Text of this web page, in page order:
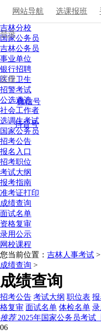
网站导航 选课报班
登录
|
注册
微信号
抖音号
吉林分校
国家公务员
吉林公务员
事业单位
银行招聘
医疗卫生
招警考试
公选遴选
社会工作者
选调生考试
国家公务员
招考公告
报名入口
招考职位
考试大纲
报考指南
准考证打印
成绩查询
面试名单
资格复审
录用公示
网校课程
您当前位置： 吉林人事考试 >
成绩查询 >
成绩查询
招考公告 考试大纲 职位表
格复审 面试名单 体检名单
推荐2025年国家公务员考试
06